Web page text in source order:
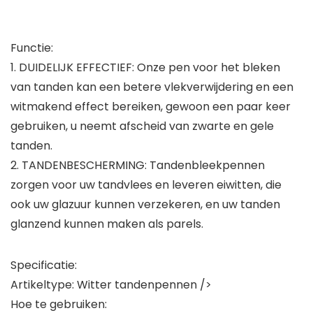
Functie:
1. DUIDELIJK EFFECTIEF: Onze pen voor het bleken
van tanden kan een betere vlekverwijdering en een
witmakend effect bereiken, gewoon een paar keer
gebruiken, u neemt afscheid van zwarte en gele
tanden.
2. TANDENBESCHERMING: Tandenbleekpennen
zorgen voor uw tandvlees en leveren eiwitten, die
ook uw glazuur kunnen verzekeren, en uw tanden
glanzend kunnen maken als parels.
Specificatie:
Artikeltype: Witter tandenpennen />
Hoe te gebruiken: